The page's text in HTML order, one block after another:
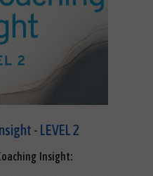
- LEVEL 2
Insight: